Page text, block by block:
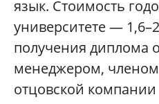
язык. Стоимость
университете —
получения диплома
менеджером, членом
отцовской компании